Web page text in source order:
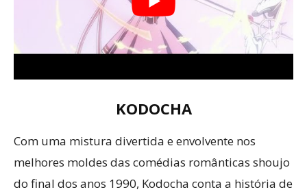
KODOCHA
Com uma mistura divertida e envolvente nos
melhores moldes das comédias românticas shoujo
do final dos anos 1990, Kodocha conta a história de